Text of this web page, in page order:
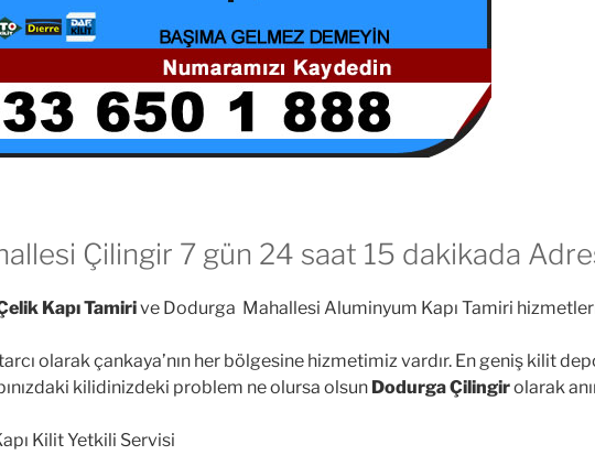
Çilingir 7 gün 24 saat 15 dakikada
Kapı Tamirive Dodurga Mahallesi Aluminyum Kapı Tamiri
olarak çankaya’nın her bölgesine hizmetimiz vardır. En geniş kilit
kilidinizdeki problem ne olursa olsun Dodurga Çilingirolarak
Kilit Yetkili Servisi